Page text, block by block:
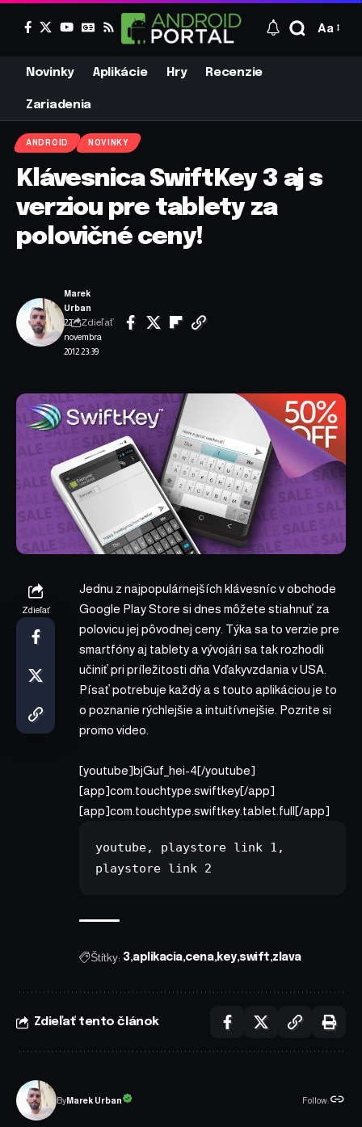
Aa
Novinky Aplikácie Hry Recenzie
Zariadenia
ANDROID NOVINKY
Klávesnica SwiftKey 3 aj s
verziou pre tablety za
polovičné ceny!
22.
novembra
2012 23:39
Marek
Urban
Zdieľať
Zdieľať
Jednu z najpopulárnejších klávesníc v obchode
Google Play Store si dnes môžete stiahnuť za
polovicu jej pôvodnej ceny. Týka sa to verzie pre
smartfóny aj tablety a vývojári sa tak rozhodli
učiniť pri príležitosti dňa Vďakyvzdania v USA.
Písať potrebuje každý a s touto aplikáciou je to
o poznanie rýchlejšie a intuitívnejšie. Pozrite si
promo video.
[youtube]bjGuf_hei-4[/youtube]
[app]com.touchtype.swiftkey[/app]
[app]com.touchtype.swiftkey.tablet.full[/app]
youtube, playstore link 1
playstore link 2
Štítky: 3 aplikacia cena key swift zlava
Zdieľať tento článok
ByMarek Urban Follow: